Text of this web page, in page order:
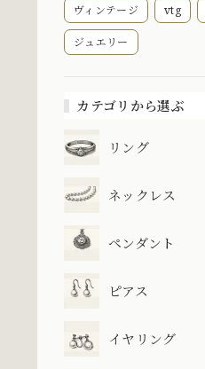
ヴィンテージ vtg
ジュエリー
カテゴリから選ぶ
リング
ネックレス
ペンダント
ピアス
イヤリング